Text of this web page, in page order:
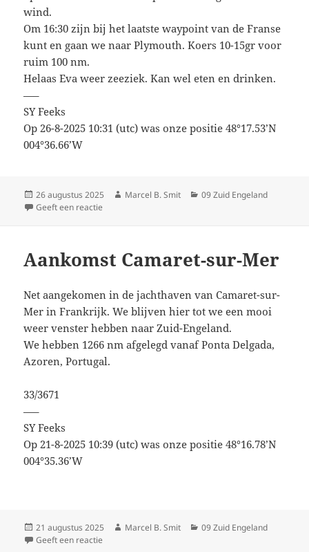
wind.
Om 16:30 zijn bij het laatste waypoint van de Franse
kunt en gaan we naar Plymouth. Koers 10-15gr voor
ruim 100 nm.
Helaas Eva weer zeeziek. Kan wel eten en drinken.
—–
SY Feeks
Op 26-8-2025 10:31 (utc) was onze positie 48°17.53’N
004°36.66’W
Geplaatst
op
26 augustus 2025 Auteur
Marcel B. Smit Categorieën
09 Zuid Engeland
Geeft een reactie
Aankomst Camaret-sur-Mer
Net aangekomen in de jachthaven van Camaret-sur-
Mer in Frankrijk. We blijven hier tot we een mooi
weer venster hebben naar Zuid-Engeland.
We hebben 1266 nm afgelegd vanaf Ponta Delgada,
Azoren, Portugal.
33/3671
—–
SY Feeks
Op 21-8-2025 10:39 (utc) was onze positie 48°16.78’N
004°35.36’W
Geplaatst
op
21 augustus 2025 Auteur
Marcel B. Smit Categorieën
09 Zuid Engeland
Geeft een reactie